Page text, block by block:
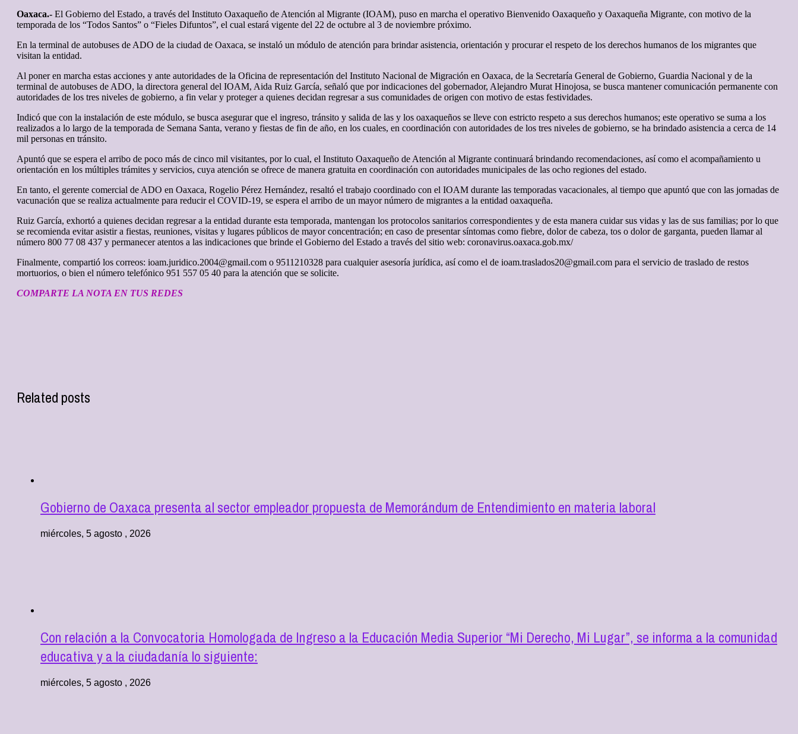
Oaxaca.- El Gobierno del Estado, a través del Instituto Oaxaqueño de Atención al Migrante (IOAM), puso en marcha el operativo Bienvenido Oaxaqueño y Oaxaqueña Migrante, con motivo de la
temporada de los “Todos Santos” o “Fieles Difuntos”, el cual estará vigente del 22 de octubre al 3 de noviembre próximo.
En la terminal de autobuses de ADO de la ciudad de Oaxaca, se instaló un módulo de atención para brindar asistencia, orientación y procurar el respeto de los derechos humanos de los migrantes que
visitan la entidad.
Al poner en marcha estas acciones y ante autoridades de la Oficina de representación del Instituto Nacional de Migración en Oaxaca, de la Secretaría General de Gobierno, Guardia Nacional y de la
terminal de autobuses de ADO, la directora general del IOAM, Aida Ruiz García, señaló que por indicaciones del gobernador, Alejandro Murat Hinojosa, se busca mantener comunicación permanente con
autoridades de los tres niveles de gobierno, a fin velar y proteger a quienes decidan regresar a sus comunidades de origen con motivo de estas festividades.
Indicó que con la instalación de este módulo, se busca asegurar que el ingreso, tránsito y salida de las y los oaxaqueños se lleve con estricto respeto a sus derechos humanos; este operativo se suma a los
realizados a lo largo de la temporada de Semana Santa, verano y fiestas de fin de año, en los cuales, en coordinación con autoridades de los tres niveles de gobierno, se ha brindado asistencia a cerca de 14
mil personas en tránsito.
Apuntó que se espera el arribo de poco más de cinco mil visitantes, por lo cual, el Instituto Oaxaqueño de Atención al Migrante continuará brindando recomendaciones, así como el acompañamiento u
orientación en los múltiples trámites y servicios, cuya atención se ofrece de manera gratuita en coordinación con autoridades municipales de las ocho regiones del estado.
En tanto, el gerente comercial de ADO en Oaxaca, Rogelio Pérez Hernández, resaltó el trabajo coordinado con el IOAM durante las temporadas vacacionales, al tiempo que apuntó que con las jornadas de
vacunación que se realiza actualmente para reducir el COVID-19, se espera el arribo de un mayor número de migrantes a la entidad oaxaqueña.
Ruiz García, exhortó a quienes decidan regresar a la entidad durante esta temporada, mantengan los protocolos sanitarios correspondientes y de esta manera cuidar sus vidas y las de sus familias; por lo que
se recomienda evitar asistir a fiestas, reuniones, visitas y lugares públicos de mayor concentración; en caso de presentar síntomas como fiebre, dolor de cabeza, tos o dolor de garganta, pueden llamar al
número 800 77 08 437 y permanecer atentos a las indicaciones que brinde el Gobierno del Estado a través del sitio web: coronavirus.oaxaca.gob.mx/
Finalmente, compartió los correos: ioam.juridico.2004@gmail.com o 9511210328 para cualquier asesoría jurídica, así como el de ioam.traslados20@gmail.com para el servicio de traslado de restos
mortuorios, o bien el número telefónico 951 557 05 40 para la atención que se solicite.
COMPARTE LA NOTA EN TUS REDES
Related posts
Gobierno de Oaxaca presenta al sector empleador propuesta de Memorándum de Entendimiento en materia laboral
miércoles, 5 agosto , 2026
Con relación a la Convocatoria Homologada de Ingreso a la Educación Media Superior “Mi Derecho, Mi Lugar”, se informa a la comunidad
educativa y a la ciudadanía lo siguiente:
miércoles, 5 agosto , 2026